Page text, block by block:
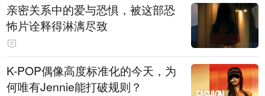
亲密关系中的爱与恐惧，被这部恐
怖片诠释得淋漓尽致
K-POP偶像高度标准化的今天，为
何唯有Jennie能打破规则？